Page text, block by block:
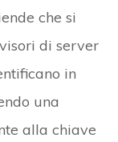
che si
di server
in
una
alla chiave